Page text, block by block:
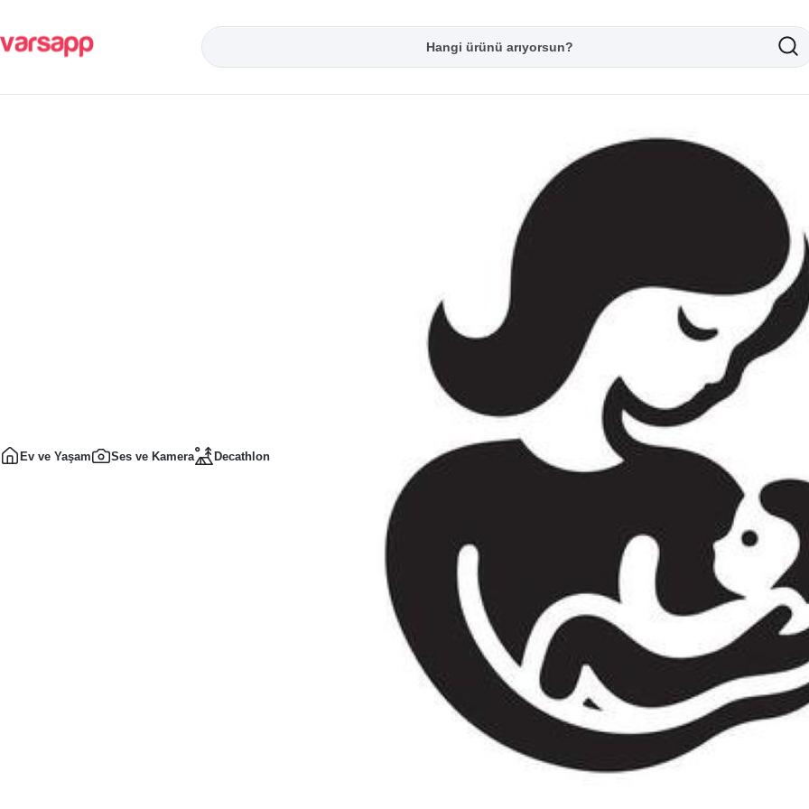
Ev ve Yaşam Ses ve Kamera Decathlon